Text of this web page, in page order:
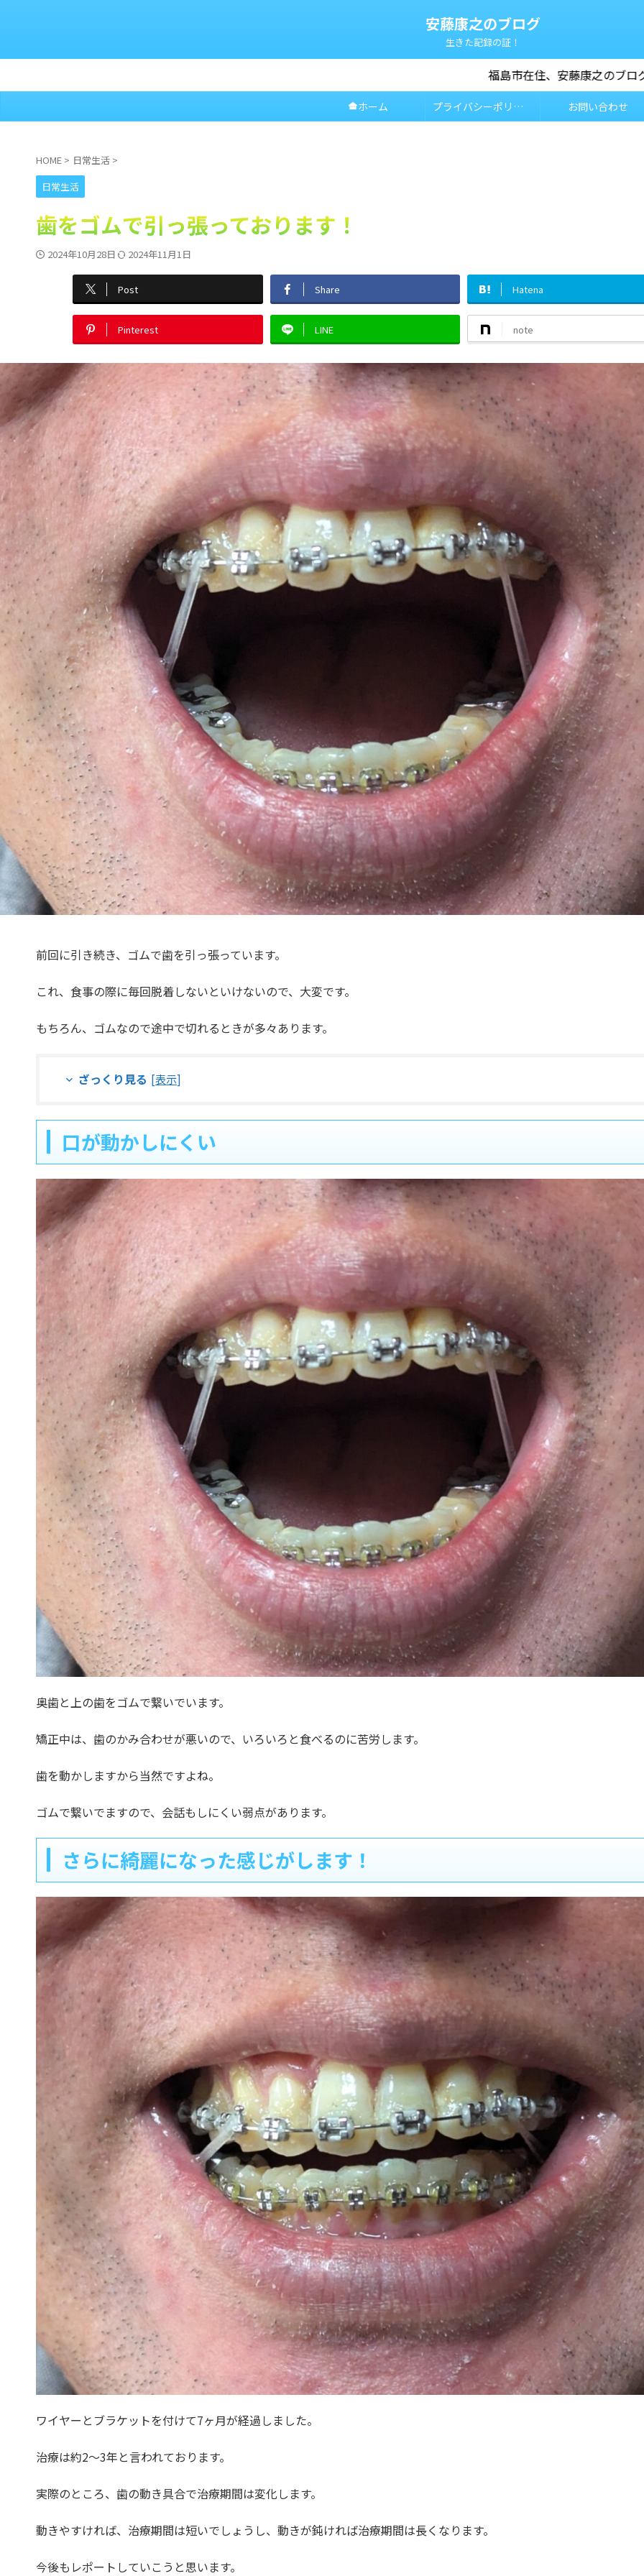
安藤康之のブログ
生きた記録の証！
福島市在住、安藤康之のブログです。地域の情報や趣味の話
other_housesホーム プライバシーポリシー お問い合わせ
HOME > 日常生活 >
日常生活
歯をゴムで引っ張っております！
2024年10月28日 2024年11月1日
Post Share Hatena
Pinterest LINE note
前回に引き続き、ゴムで歯を引っ張っています。
これ、食事の際に毎回脱着しないといけないので、大変です。
もちろん、ゴムなので途中で切れるときが多々あります。
ざっくり見る [表示]
口が動かしにくい
奥歯と上の歯をゴムで繋いでいます。
矯正中は、歯のかみ合わせが悪いので、いろいろと食べるのに苦労します。
歯を動かしますから当然ですよね。
ゴムで繋いでますので、会話もしにくい弱点があります。
さらに綺麗になった感じがします！
ワイヤーとブラケットを付けて7ヶ月が経過しました。
治療は約2〜3年と言われております。
実際のところ、歯の動き具合で治療期間は変化します。
動きやすければ、治療期間は短いでしょうし、動きが鈍ければ治療期間は長くなります。
今後もレポートしていこうと思います。